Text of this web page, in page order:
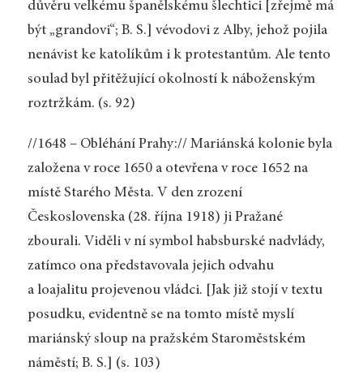
důvěru velkému španělskému šlechtici [zřejmě má
být „grandovi“; B. S.] vévodovi z Alby, jehož pojila
nenávist ke katolíkům i k protestantům. Ale tento
soulad byl přitěžující okolností k náboženským
roztržkám. (s. 92)
//1648 – Obléhání Prahy:// Mariánská kolonie byla
založena v roce 1650 a otevřena v roce 1652 na
místě Starého Města. V den zrození
Československa (28. října 1918) ji Pražané
zbourali. Viděli v ní symbol habsburské nadvlády,
zatímco ona představovala jejich odvahu
a loajalitu projevenou vládci. [Jak již stojí v textu
posudku, evidentně se na tomto místě myslí
mariánský sloup na pražském Staroměstském
náměstí; B. S.] (s. 103)